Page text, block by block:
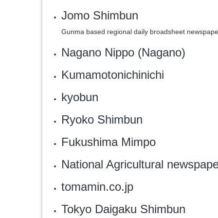
Jomo Shimbun
Gunma based regional daily broadsheet
Nagano Nippo (Nagano)
Kumamotonichinichi
kyobun
Ryoko Shimbun
Fukushima Mimpo
National Agricultural
tomamin.co.jp
Tokyo Daigaku Shimbun